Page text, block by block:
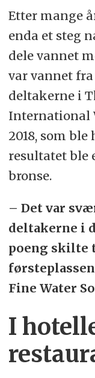
Etter mange
enda et steg
dele vannet
var vannet
deltakerne i
International
2018, som
resultatet ble
bronse.
– Det var
deltakerne i
poeng skilte
Fine Water
I